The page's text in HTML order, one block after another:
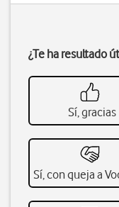
¿Te ha resultado
Sí, gracias
Sí, con queja a